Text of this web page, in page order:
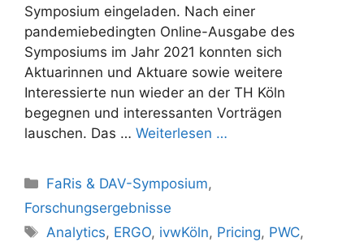
Symposium eingeladen. Nach einer
pandemiebedingten Online-Ausgabe des
Symposiums im Jahr 2021 konnten sich
Aktuarinnen und Aktuare sowie weitere
Interessierte nun wieder an der TH Köln
begegnen und interessanten Vorträgen
lauschen. Das … Weiterlesen …
Kategorien
FaRis & DAV-Symposium,
Forschungsergebnisse
Schlagwörter
Analytics, ERGO, ivwKöln, Pricing, PWC,